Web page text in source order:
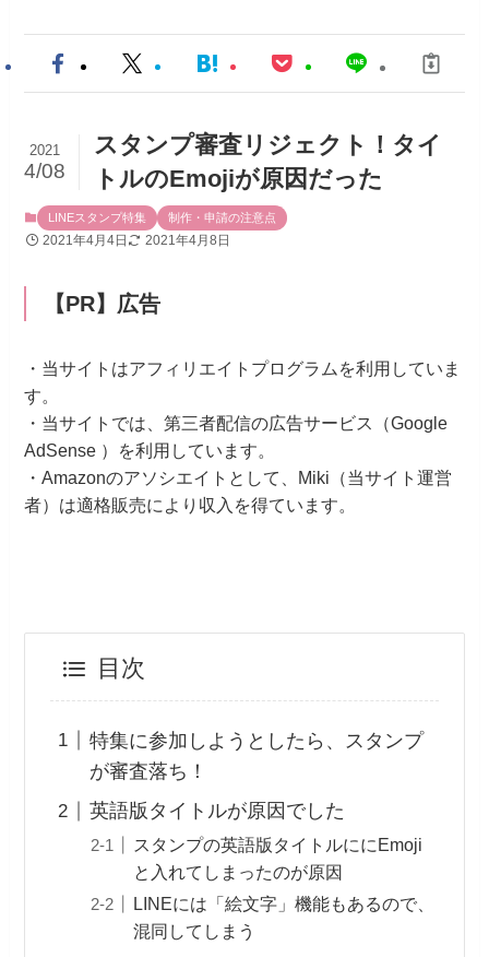
スタンプ審査リジェクト！タイ
トルのEmojiが原因だった
2021
4/08
LINEスタンプ特集 制作・申請の注意点
2021年4月4日 2021年4月8日
【PR】広告
・当サイトはアフィリエイトプログラムを利用していま
す。
・当サイトでは、第三者配信の広告サービス（Google
AdSense ）を利用しています。
・Amazonのアソシエイトとして、Miki（当サイト運営
者）は適格販売により収入を得ています。
目次
特集に参加しようとしたら、スタンプ
が審査落ち！
英語版タイトルが原因でした
スタンプの英語版タイトルににEmoji
と入れてしまったのが原因
LINEには「絵文字」機能もあるので、
混同してしまう